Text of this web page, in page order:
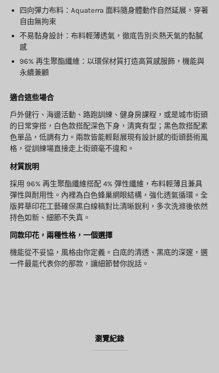
四向彈力布料：Aquaterra 面料隨身體動作自然延展，穿著
自由無拘束
不易黏身設計：布料輕薄透氣，徹底告別炎熱天氣的黏膩
感
96% 再生聚酯纖維：以環保材質打造高質感服飾，機能與
永續兼顧
適合這些場合
戶外健行、海邊活動、路跑訓練、健身房課程，或是城市街頭
的日常穿搭，白色款搭配深色下身，清爽有型；黑色款搭配素
色單品，低調有力。兩款皆能輕鬆展現有設計感的街頭藝術風
格，從訓練場直接走上街頭毫不違和。
材質說明
採用 96% 再生聚酯纖維搭配 4% 彈性纖維，布料輕薄且兼具
彈性與耐用性。內裡為白色蜂巢網眼結構，強化透氣循環。全
版昇華印花工藝確保黑白線稿對比清晰銳利，多次洗滌後依然
持色如新、細節不失真。
同款印花，兩種性格，一個選擇
機能從不妥協，風格由你定義。白底的清透、黑底的深邃，選
一件最能代表你的那款，讓細節替你說話。
瀏覽紀錄